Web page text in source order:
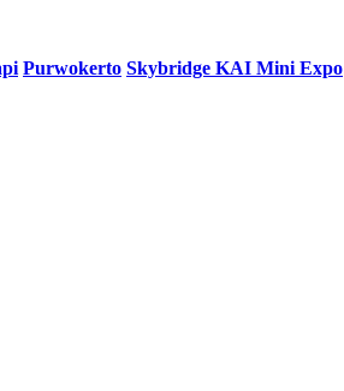
Purwokerto Skybridge KAI Mini Expo